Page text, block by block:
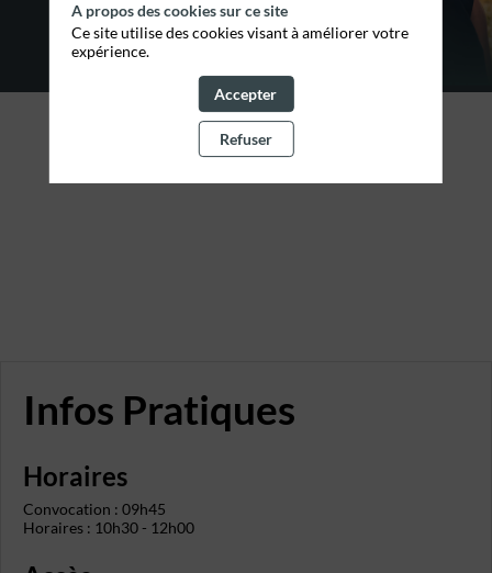
Infos Pratiques
Horaires
Convocation : 09h45
Horaires : 10h30 - 12h00
A propos des cookies sur ce site
Ce site utilise des cookies visant à améliorer votre
expérience.
Accepter
Refuser